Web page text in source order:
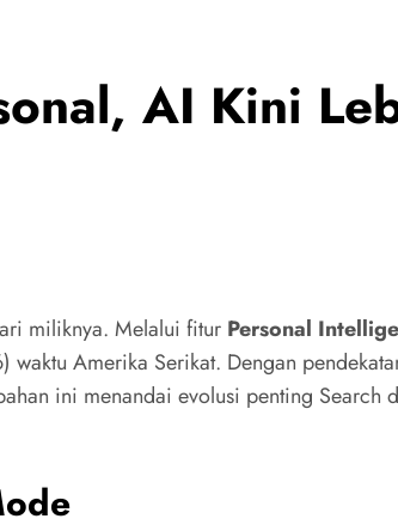
AI Kini
miliknya. Melalui fitur Personal
Amerika Serikat. Dengan
ini menandai evolusi penting